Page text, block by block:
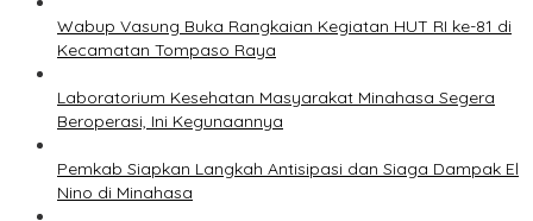
Wabup Vasung Buka Rangkaian Kegiatan HUT RI ke-81 di
Kecamatan Tompaso Raya
Laboratorium Kesehatan Masyarakat Minahasa Segera
Beroperasi, Ini Kegunaannya
Pemkab Siapkan Langkah Antisipasi dan Siaga Dampak El
Nino di Minahasa